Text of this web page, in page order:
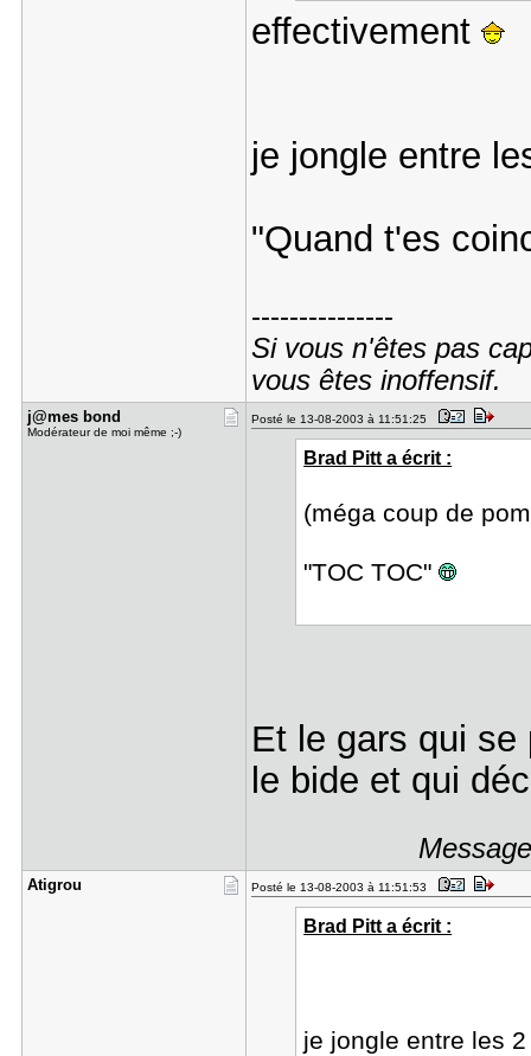
effectivement
je jongle entre
"Quand t'es
---------------
Si vous n'êtes pas
vous êtes inoffensif.
j@mes bond
Modérateur de moi même ;-)
Posté le 13-08-2003 à 11:51:25
Brad Pitt a écrit :
(méga coup de
"TOC TOC"
Et le gars qui se
le bide et qui
Atigrou Posté le 13-08-2003 à 11:51:53
Brad Pitt a écrit :
je jongle entre les